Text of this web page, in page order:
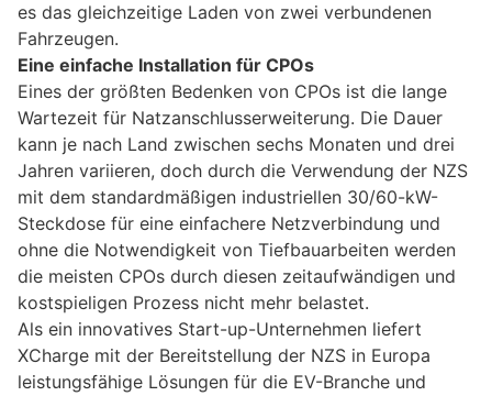
es das gleichzeitige Laden von zwei verbundenen
Fahrzeugen.
Eine einfache Installation für CPOs
Eines der größten Bedenken von CPOs ist die lange
Wartezeit für Natzanschlusserweiterung. Die Dauer
kann je nach Land zwischen sechs Monaten und drei
Jahren variieren, doch durch die Verwendung der NZS
mit dem standardmäßigen industriellen 30/60-kW-
Steckdose für eine einfachere Netzverbindung und
ohne die Notwendigkeit von Tiefbauarbeiten werden
die meisten CPOs durch diesen zeitaufwändigen und
kostspieligen Prozess nicht mehr belastet.
Als ein innovatives Start-up-Unternehmen liefert
XCharge mit der Bereitstellung der NZS in Europa
leistungsfähige Lösungen für die EV-Branche und